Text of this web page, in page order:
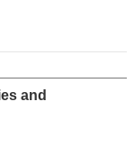
and